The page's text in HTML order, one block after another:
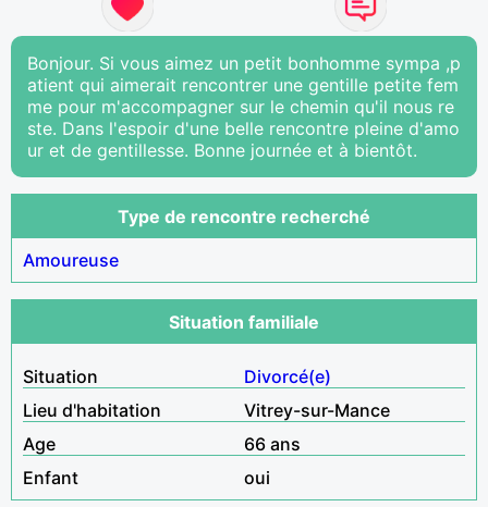
Bonjour. Si vous aimez un petit bonhomme sympa ,p
atient qui aimerait rencontrer une gentille petite fem
me pour m'accompagner sur le chemin qu'il nous re
ste. Dans l'espoir d'une belle rencontre pleine d'amo
ur et de gentillesse. Bonne journée et à bientôt.
Type de rencontre recherché
Amoureuse
Situation familiale
Situation
Divorcé(e)
Lieu d'habitation
Vitrey-sur-Mance
Age
66 ans
Enfant
oui